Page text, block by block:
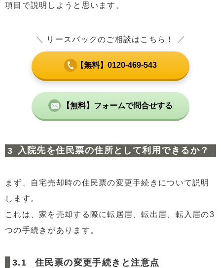
項目で説明しようと思います。
＼ リースバックのご相談はこちら！ ／
【無料】0120-469-543
【無料】フォームで問合せする
入院先を住民票の住所として利用できるか？
まず、自宅売却時の住民票の変更手続きについて説明
します。
これは、家を売却する際に転居届、転出届、転入届の3
つの手続きがあります。
住民票の変更手続きと注意点